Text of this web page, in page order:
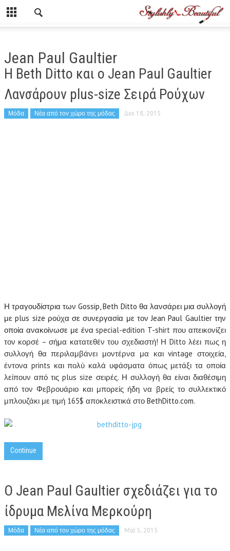
Jean Paul Gaultier
Η Beth Ditto και ο Jean Paul Gaultier
Λανσάρουν plus-size Σειρά Ρούχων
Μόδα Νέα από τον χώρο της μόδας Δεκ 18, 2015
Η τραγουδίστρια των Gossip, Beth Ditto θα λανσάρει μια συλλογή
με plus size ρούχα σε συνεργασία με τον Jean Paul Gaultier την
οποία ανακοίνωσε με έναspecial-edition T-shirt που απεικονίζει
τον κορσέ – σήμα κατατεθέν του σχεδιαστή! Η Ditto λέει πως η
συλλογή θα περιλαμβάνει μοντέρνα μα και vintage στοιχεία,
έντονα prints και πολύ καλά υφάσματα όπως μετάξι τα οποία
λείπουν από τις plus size σειρές. Η συλλογή θα είναι διαθέσιμη
από τον Φεβρουάριο και μπορείς ήδη να βρείς το συλλεκτικό
μπλουζάκι με τιμή 165$ αποκλειστικά στο BethDitto.com.
Continue
Ο Jean Paul Gaultier σχεδιάζει για το
ίδρυμα Μελίνα Μερκούρη
Μόδα Νέα από τον χώρο της μόδας Μαΐ 5, 2015